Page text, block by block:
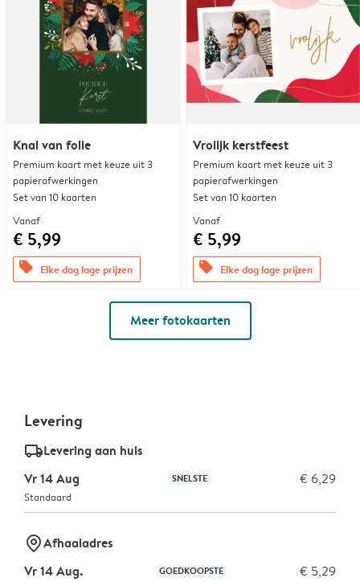
Knal van folie
Premium kaart met keuze uit 3
papierafwerkingen
Set van 10 kaarten
Vanaf
€ 5,99
offers Elke dag lage prijzen
Vrolijk kerstfeest
Premium kaart met keuze uit 3
papierafwerkingen
Set van 10 kaarten
Vanaf
€ 5,99
offers Elke dag lage prijzen
Meer fotokaarten
Levering
delivery_standard_v2Levering aan huis
Vr 14 Aug
SNELSTE € 6,29
Standaard
marker-pinAfhaaladres
Vr 14 Aug.
GOEDKOOPSTE € 5,29